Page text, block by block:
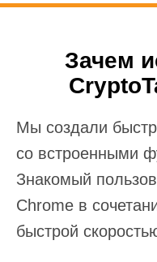
Зачем
Мы создали
со встроенными
Знакомый
Chrome в
быстрой